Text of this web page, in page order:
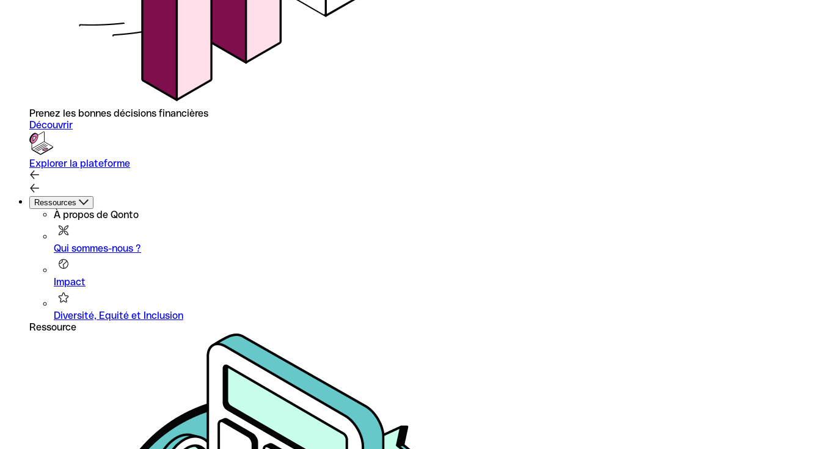
Prenez les bonnes décisions financières
Découvrir
Explorer la plateforme
Ressources
À propos de Qonto
Qui sommes-nous ?
Impact
Diversité, Equité et Inclusion
Ressource